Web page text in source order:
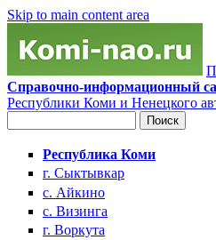
Skip to main content area
Справочно-информационный
Республики Коми и Ненецкого
Республика Коми
г. Сыктывкар
с. Айкино
с. Визинга
г. Воркута